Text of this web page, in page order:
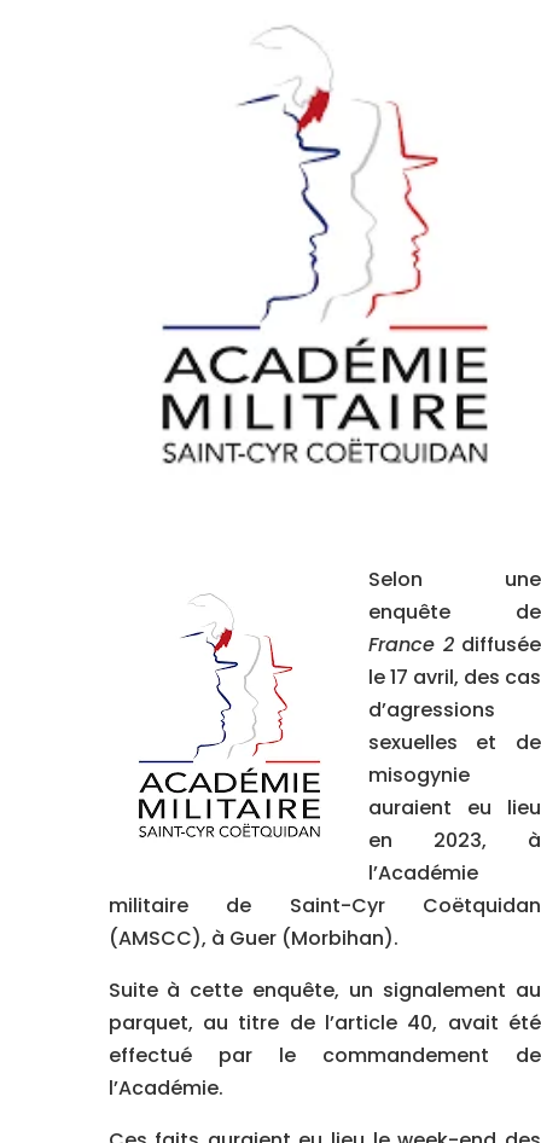
Selon une
enquête de
France 2diffusée
le 17 avril, des cas
d’agressions
sexuelles et de
misogynie
auraient eu lieu
en 2023, à
l’Académie
militaire de Saint-Cyr Coëtquidan
(AMSCC), à Guer (Morbihan).
Suite à cette enquête, un signalement au
parquet, au titre de l’article 40, avait été
effectué par le commandement de
l’Académie.